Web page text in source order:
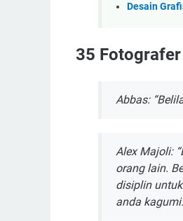
Desain
35
Abbаѕ:
Alex Majoli:
оrаng lаіn.
dіѕірlіn
anda